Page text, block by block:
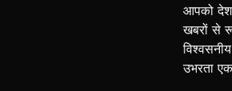
आपको
खबरों से
उभरता